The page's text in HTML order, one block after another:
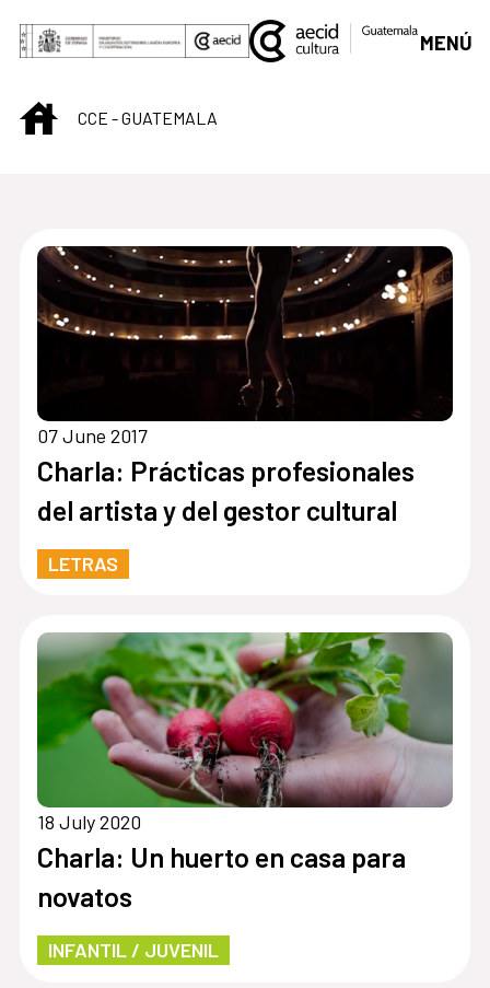
Skip to Main Content
MENÚ
INICIOCCE - GUATEMALA
07 June 2017
Charla: Prácticas profesionales
del artista y del gestor cultural
LETRAS
18 July 2020
Charla: Un huerto en casa para
novatos
INFANTIL / JUVENIL